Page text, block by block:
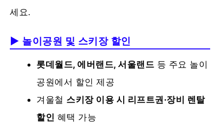
세요.
▶ 놀이공원 및 스키장 할인
롯데월드, 에버랜드, 서울랜드 등 주요 놀이
공원에서 할인 제공
겨울철 스키장 이용 시 리프트권·장비 렌탈
할인 혜택 가능